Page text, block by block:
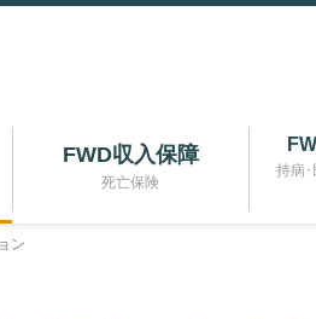
FWD収入保障
死亡保険
持病
ン